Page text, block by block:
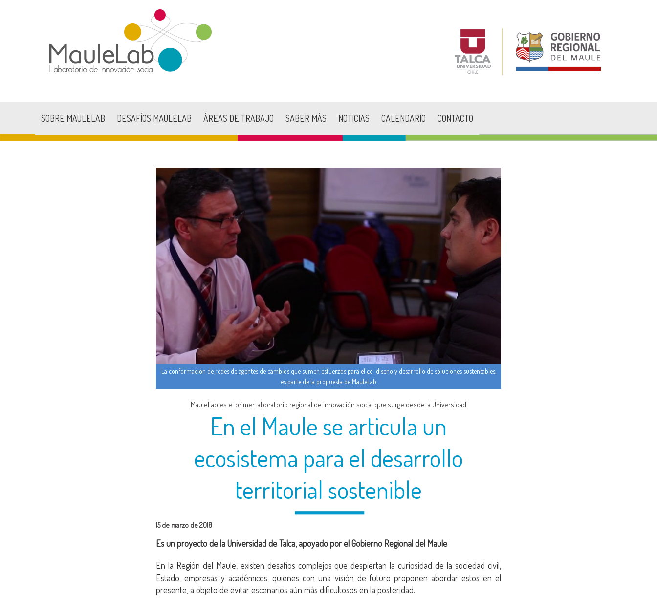
SOBRE MAULELAB DESAFÍOS MAULELAB ÁREAS DE TRABAJO SABER MÁS NOTICIAS CALENDARIO CONTACTO
La conformación de redes de agentes de cambios que sumen esfuerzos para el co-diseño y desarrollo de soluciones sustentables,
es parte de la propuesta de MauleLab
MauleLab es el primer laboratorio regional de innovación social que surge desde la Universidad
En el Maule se articula un
ecosistema para el desarrollo
territorial sostenible
15 de marzo de 2018
Es un proyecto de la Universidad de Talca, apoyado por el Gobierno Regional del Maule
En la Región del Maule, existen desafíos complejos que despiertan la curiosidad de la sociedad civil,
Estado, empresas y académicos, quienes con una visión de futuro proponen abordar estos en el
presente, a objeto de evitar escenarios aún más dificultosos en la posteridad.